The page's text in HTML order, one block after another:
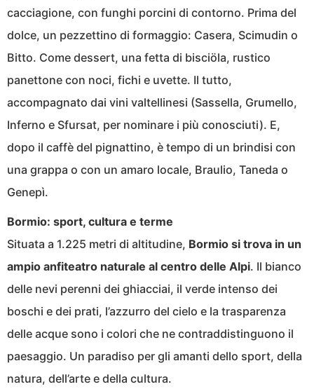
cacciagione, con funghi porcini di contorno. Prima del
dolce, un pezzettino di formaggio: Casera, Scimudin o
Bitto. Come dessert, una fetta di bisciöla, rustico
panettone con noci, fichi e uvette. Il tutto,
accompagnato dai vini valtellinesi (Sassella, Grumello,
Inferno e Sfursat, per nominare i più conosciuti). E,
dopo il caffè del pignattino, è tempo di un brindisi con
una grappa o con un amaro locale, Braulio, Taneda o
Genepì.
Bormio: sport, cultura e terme
Situata a 1.225 metri di altitudine, Bormio si trova in un
ampio anfiteatro naturale al centro delle Alpi. Il bianco
delle nevi perenni dei ghiacciai, il verde intenso dei
boschi e dei prati, l’azzurro del cielo e la trasparenza
delle acque sono i colori che ne contraddistinguono il
paesaggio. Un paradiso per gli amanti dello sport, della
natura, dell’arte e della cultura.